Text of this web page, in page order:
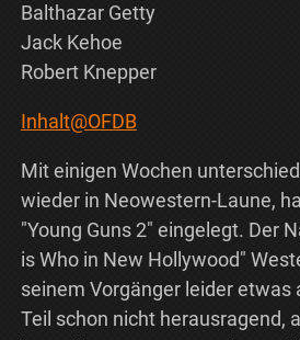
Balthazar Getty
Jack Kehoe
Robert Knepper
Inhalt@OFDB
Mit einigen Wochen
wieder in Neowestern-Laune,
"Young Guns 2" eingelegt. Der
is Who in New Hollywood"
seinem Vorgänger leider etwas
Teil schon nicht herausragend,